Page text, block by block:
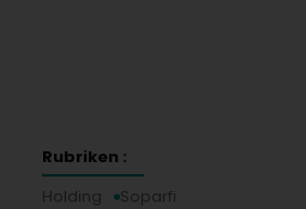
Rubriken :
Holding
Soparfi